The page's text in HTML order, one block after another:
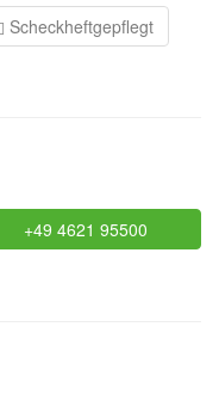
Scheckheftgepflegt
+49 4621 95500